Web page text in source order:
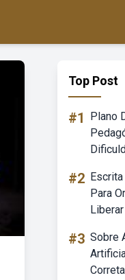
Top Post
#1
Plano
#2
Para
#3 Sobre
Correta